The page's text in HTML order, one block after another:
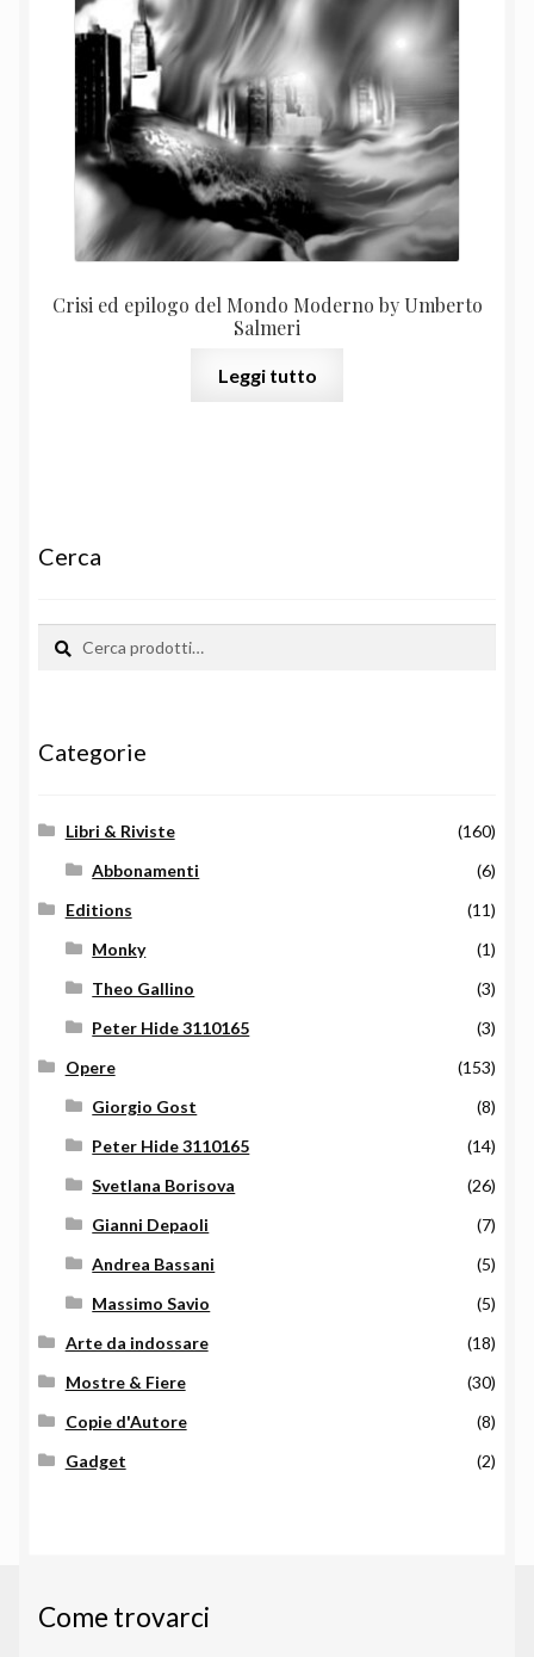
Crisi ed epilogo del Mondo Moderno by Umberto
Salmeri
Leggi tutto
Cerca
Cerca:
Cerca
Categorie
Libri & Riviste
(160)
Abbonamenti
(6)
Editions
(11)
Monky
(1)
Theo Gallino
(3)
Peter Hide 3110165
(3)
Opere
(153)
Giorgio Gost
(8)
Peter Hide 3110165
(14)
Svetlana Borisova
(26)
Gianni Depaoli
(7)
Andrea Bassani
(5)
Massimo Savio
(5)
Arte da indossare
(18)
Mostre & Fiere
(30)
Copie d'Autore
(8)
Gadget
(2)
Come trovarci